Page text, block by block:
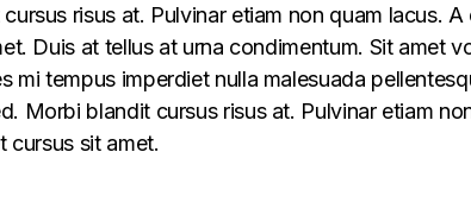
risus at. Pulvinar etiam non quam lacus. A
Duis at tellus at urna condimentum. Sit amet
mi tempus imperdiet nulla malesuada
Morbi blandit cursus risus at. Pulvinar etiam
cursus sit amet.